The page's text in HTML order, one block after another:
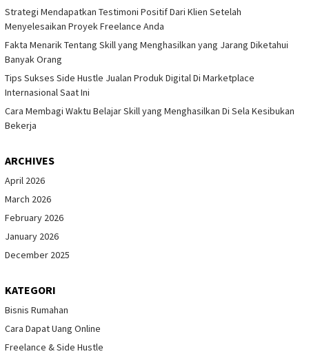
Strategi Mendapatkan Testimoni Positif Dari Klien Setelah
Menyelesaikan Proyek Freelance Anda
Fakta Menarik Tentang Skill yang Menghasilkan yang Jarang Diketahui
Banyak Orang
Tips Sukses Side Hustle Jualan Produk Digital Di Marketplace
Internasional Saat Ini
Cara Membagi Waktu Belajar Skill yang Menghasilkan Di Sela Kesibukan
Bekerja
ARCHIVES
April 2026
March 2026
February 2026
January 2026
December 2025
KATEGORI
Bisnis Rumahan
Cara Dapat Uang Online
Freelance & Side Hustle